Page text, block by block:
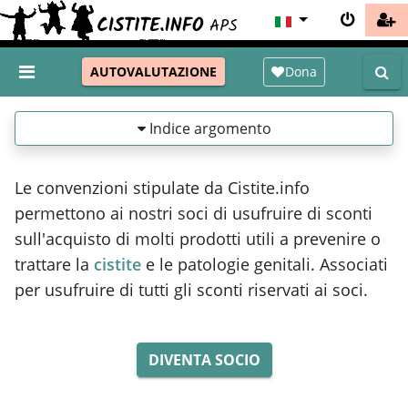
AUTOVALUTAZIONE Dona
Indice argomento
Le convenzioni stipulate da Cistite.info
permettono ai nostri soci di usufruire di sconti
sull'acquisto di molti prodotti utili a prevenire o
trattare la cistite e le patologie genitali. Associati
per usufruire di tutti gli sconti riservati ai soci.
DIVENTA SOCIO